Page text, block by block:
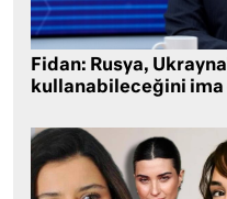
Fidan: Rusya,
kullanabileceğini